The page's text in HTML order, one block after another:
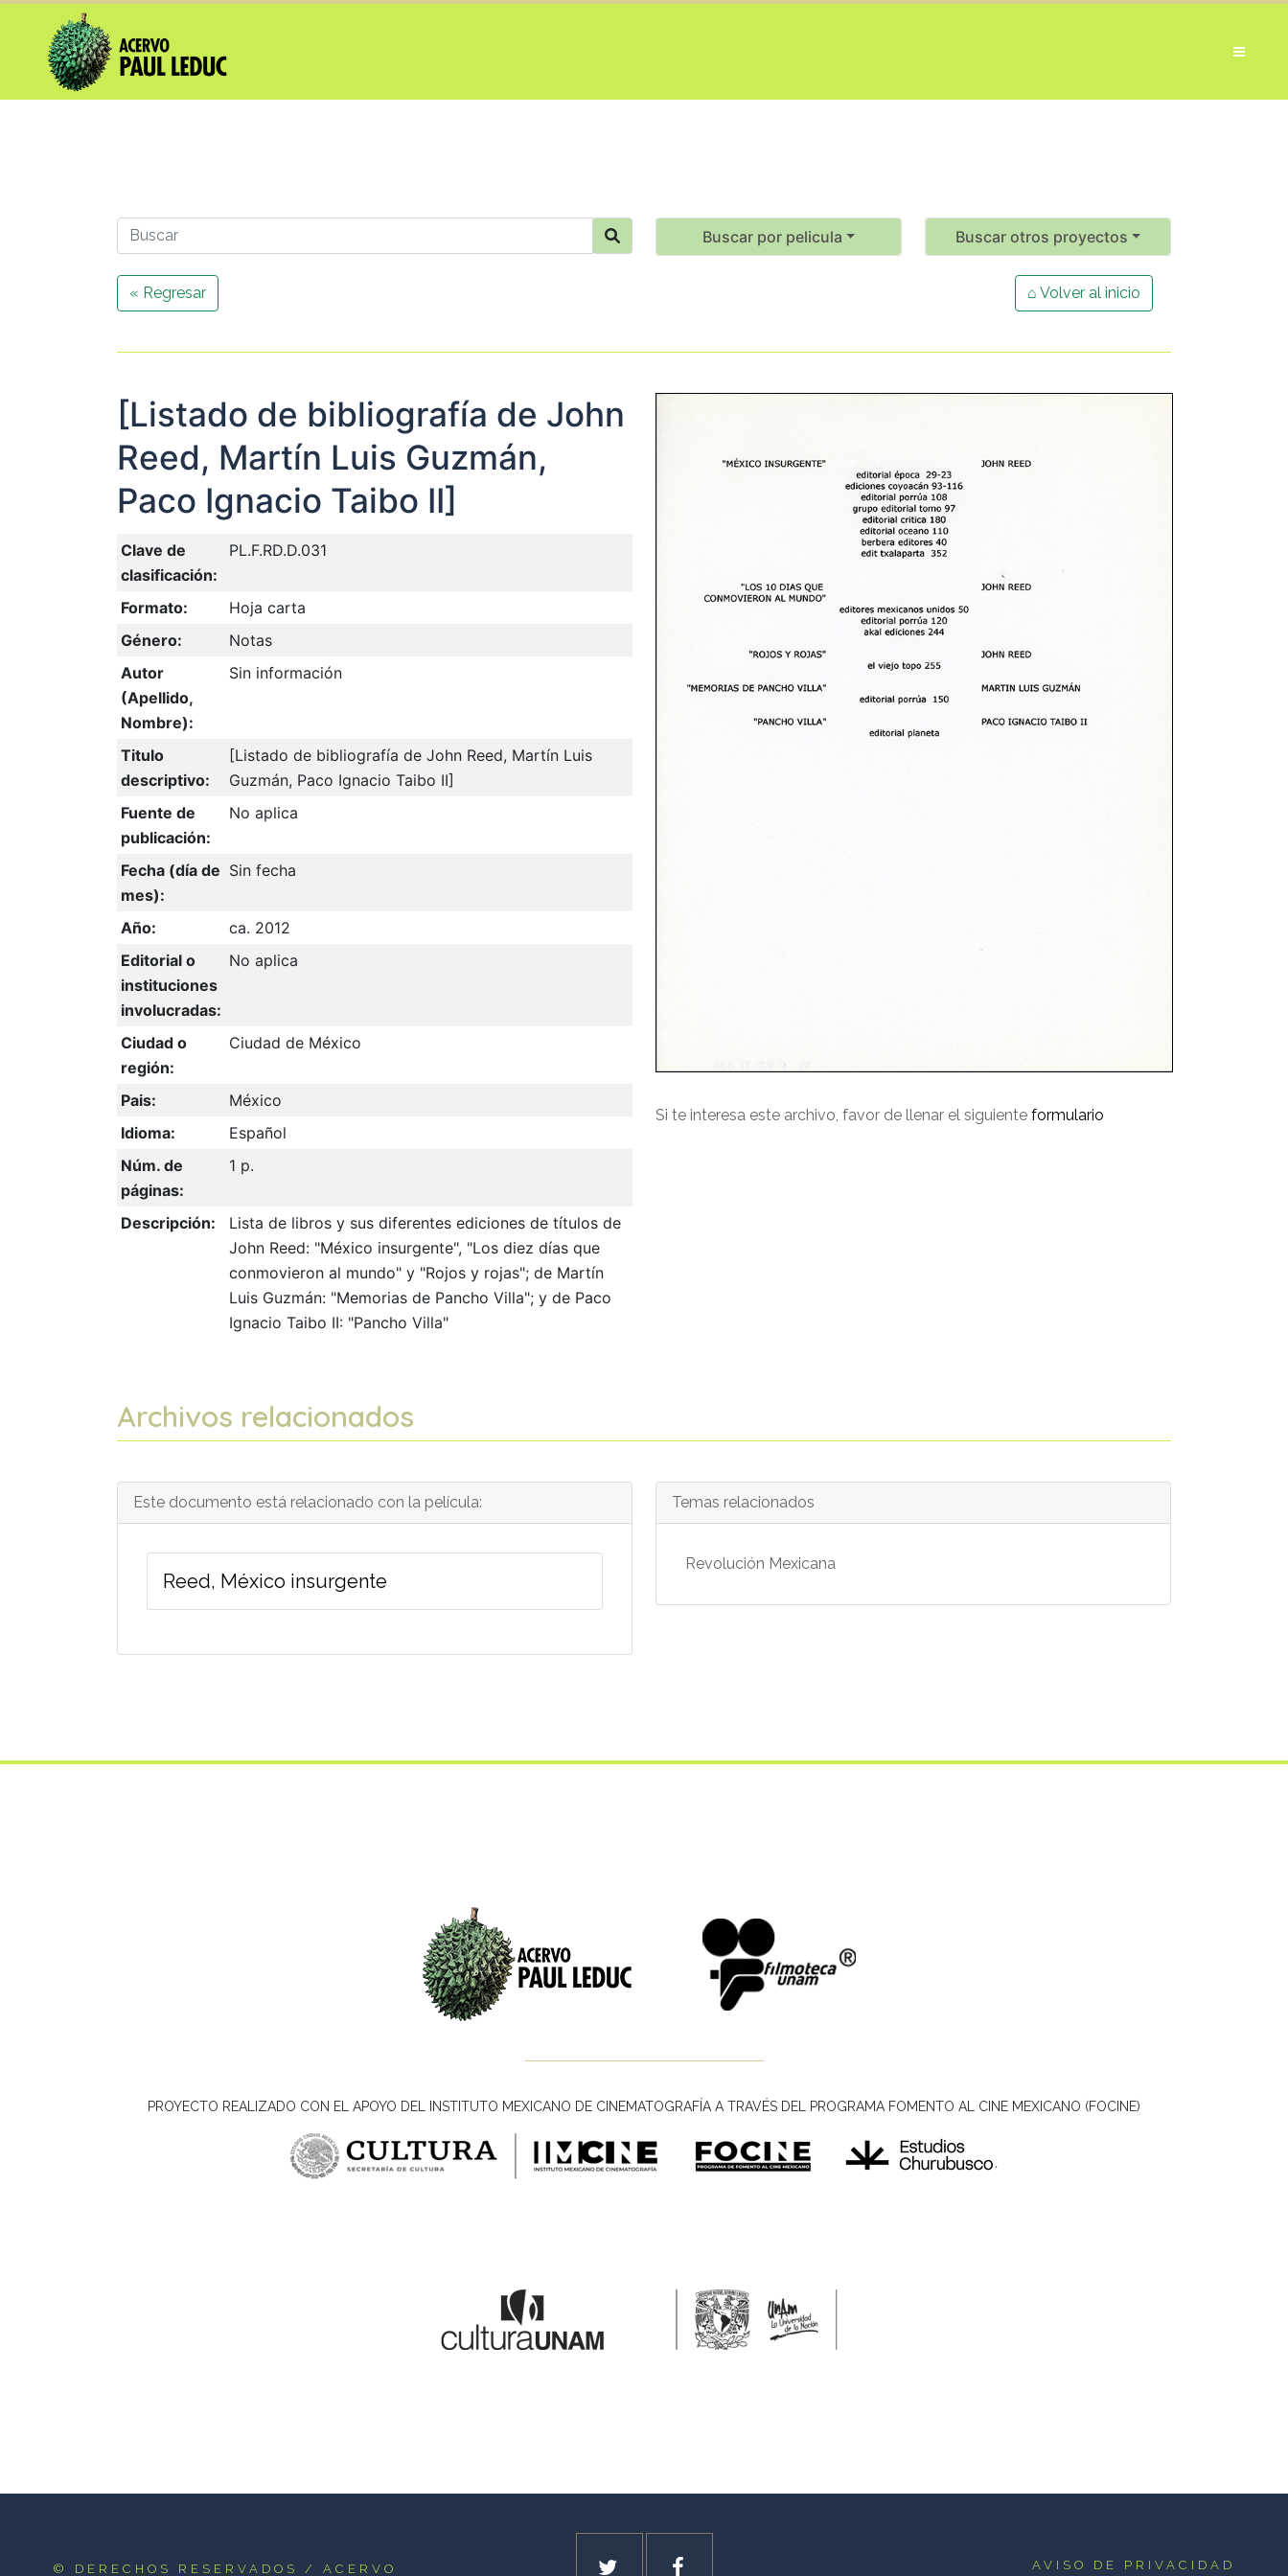
Buscar por pelicula Buscar otros proyectos
« Regresar ⌂ Volver al inicio
[Listado de bibliografía de John
Reed, Martín Luis Guzmán,
Paco Ignacio Taibo II]
Clave de
clasificación:
PL.F.RD.D.031
Formato:
Hoja carta
Género:
Notas
Autor
(Apellido,
Nombre):
Sin información
Titulo
descriptivo:
[Listado de bibliografía de John Reed, Martín Luis
Guzmán, Paco Ignacio Taibo II]
Fuente de
publicación:
No aplica
Fecha (día de
mes):
Sin fecha
Año:
ca. 2012
Editorial o
instituciones
involucradas:
No aplica
Ciudad o
región:
Ciudad de México
Pais:
México
Idioma:
Español
Núm. de
páginas:
1 p.
Descripción:
Lista de libros y sus diferentes ediciones de títulos de
John Reed: "México insurgente", "Los diez días que
conmovieron al mundo" y "Rojos y rojas"; de Martín
Luis Guzmán: "Memorias de Pancho Villa"; y de Paco
Ignacio Taibo II: "Pancho Villa"
Si te interesa este archivo, favor de llenar el siguiente formulario
Archivos relacionados
Este documento está relacionado con la película:
Reed, México insurgente
Temas relacionados
Revolución Mexicana
PROYECTO REALIZADO CON EL APOYO DEL INSTITUTO MEXICANO DE CINEMATOGRAFÍA A TRAVÉS DEL PROGRAMA FOMENTO AL CINE MEXICANO (FOCINE)
© DERECHOS RESERVADOS / ACERVO AVISO DE PRIVACIDAD